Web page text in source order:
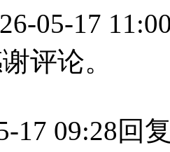
05-17
评论。
17 09:28回